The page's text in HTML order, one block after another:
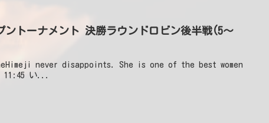
ントーナメント 決勝ラウンドロビン後半戦(5～
never disappoints. She is one of the best women
11:45 い...